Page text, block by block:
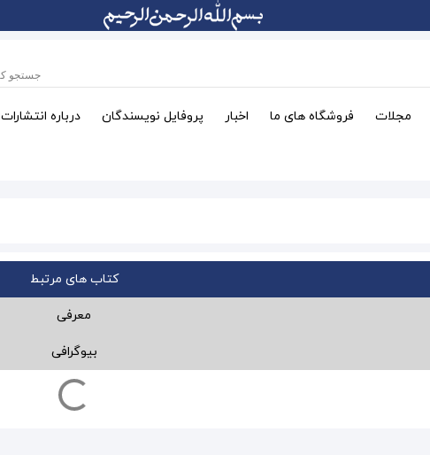
مجلات فروشگاه های ما اخبار پروفایل نویسندگان درباره انتشارات
کتاب های مرتبط
معرفی
بیوگرافی